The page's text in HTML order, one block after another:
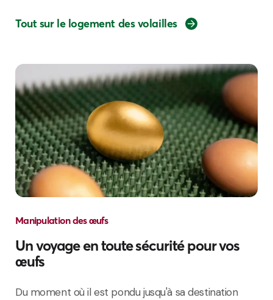
Tout sur le logement des volailles
Manipulation des œufs
Un voyage en toute sécurité pour vos
œufs
Du moment où il est pondu jusqu'à sa destination